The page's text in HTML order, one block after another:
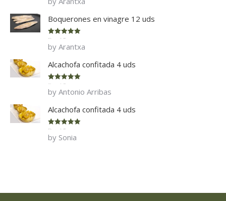
of 5
Boquerones en vinagre 12 uds
Rated 5
of 5
by Arantxa
Alcachofa confitada 4 uds
Rated 5
of 5
by Antonio Arribas
Alcachofa confitada 4 uds
Rated 5
of 5
by Sonia